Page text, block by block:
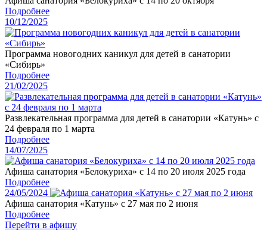
Подробнее
10/12/2025
Программа новогодних каникул для детей в санатории
«Сибирь»
Подробнее
21/02/2025
Развлекательная программа для детей в санатории «Катунь» с
24 февраля по 1 марта
Подробнее
14/07/2025
Афиша санатория «Белокуриха» с 14 по 20 июля 2025 года
Подробнее
24/05/2024
Афиша санатория «Катунь» с 27 мая по 2 июня
Подробнее
Перейти в афишу